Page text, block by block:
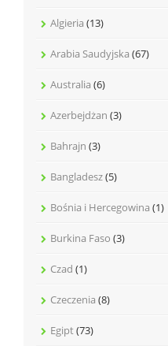
Algieria (13)
Arabia Saudyjska (67)
Australia (6)
Azerbejdżan (3)
Bahrajn (3)
Bangladesz(5)
Bośnia i Hercegowina (1)
Burkina Faso (3)
Czad (1)
Czeczenia (8)
Egipt(73)